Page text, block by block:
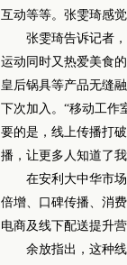
互动等等。张雯琦感
张雯琦告诉记者，
运动同时又热爱美食
皇后锅具等产品无缝
下次加入。“移动工作
要的是，线上传播打
播，让更多人知道了
在安利大中华市场
倍增、口碑传播、消
电商及线下配送提升
余放指出，这种线